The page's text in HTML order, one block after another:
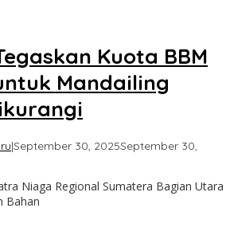
Kuota BBM
Mandailing
|September 30, 2025September 30,
Niaga Regional Sumatera Bagian Utara
Bahan